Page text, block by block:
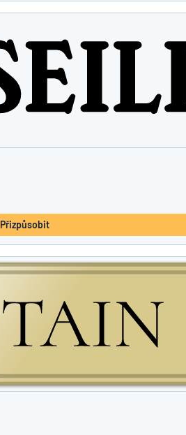
Přizpůsobit